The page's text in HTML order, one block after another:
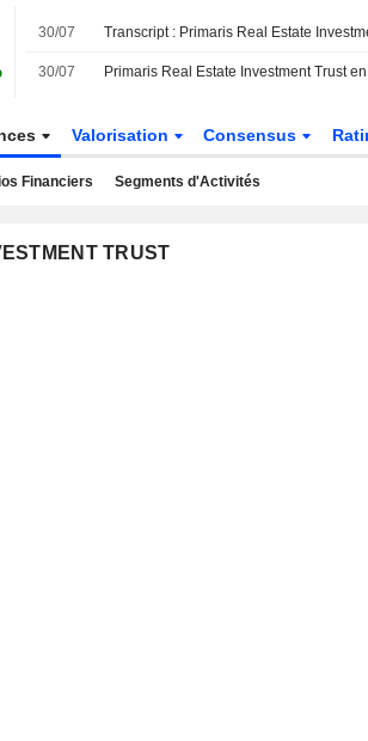
30/07
30/07
Valorisation Consensus
Financiers Segments d'Activités
TRUST